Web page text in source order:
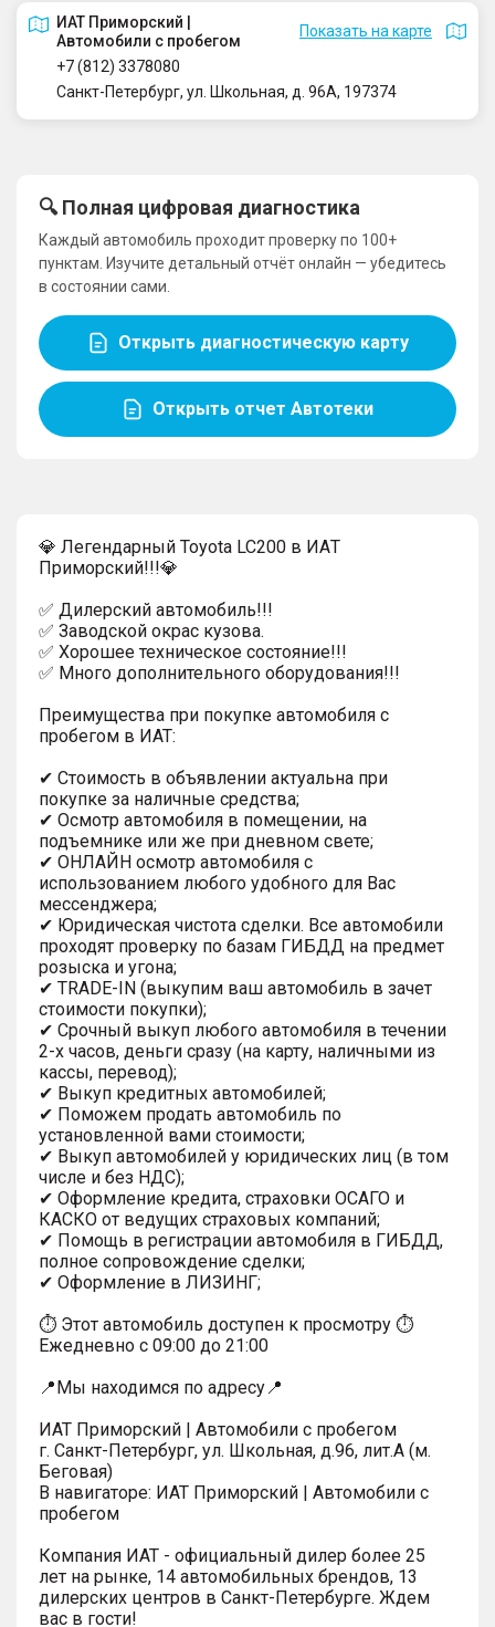
ИАТ Приморский |
Автомобили с пробегом
Показать на карте
+7 (812) 3378080
Санкт-Петербург, ул. Школьная, д. 96А, 197374
🔍 Полная цифровая диагностика
Каждый автомобиль проходит проверку по 100+
пунктам. Изучите детальный отчёт онлайн — убедитесь
в состоянии сами.
Открыть диагностическую карту
Открыть отчет Автотеки
💎 Легендарный Toyota LC200 в ИAТ
Пpимоpский!!!💎
✅ Дилeрcкий aвтoмoбиль!!!
✅ Заводской окрас кузова.
✅ Хорошее техническое состояние!!!
✅ Много дополнительного оборудования!!!
Преимущества при покупке автомобиля с
пробегом в ИАТ:
✔ Стоимость в объявлении актуальна при
покупке за наличные средства;
✔ Осмотр автомобиля в помещении, на
подъемнике или же при дневном свете;
✔ ОНЛАЙН осмотр автомобиля с
использованием любого удобного для Вас
мессенджера;
✔ Юридическая чистота сделки. Все автомобили
проходят проверку по базам ГИБДД на предмет
розыска и угона;
✔ TRADE-IN (выкупим ваш автомобиль в зачет
стоимости покупки);
✔ Срочный выкуп любого автомобиля в течении
2-х часов, деньги сразу (на карту, наличными из
кассы, перевод);
✔ Выкуп кредитных автомобилей;
✔ Поможем продать автомобиль по
установленной вами стоимости;
✔ Выкуп автомобилей у юридических лиц (в том
числе и без НДС);
✔ Оформление кредита, страховки ОСАГО и
КАСКО от ведущих страховых компаний;
✔ Помощь в регистрации автомобиля в ГИБДД,
полное сопровождение сделки;
✔ Оформление в ЛИЗИНГ;
⏱ Этот автомобиль доступен к просмотру ⏱
Ежедневно с 09:00 до 21:00
📍Мы находимся по адресу📍
ИАТ Приморский | Автомобили с пробегом
г. Санкт-Петербург, ул. Школьная, д.96, лит.А (м.
Беговая)
В навигаторе: ИАТ Приморский | Автомобили с
пробегом
Компания ИАТ - официальный дилер более 25
лет на рынке, 14 автомобильных брендов, 13
дилерских центров в Санкт-Петербурге. Ждем
вас в гости!